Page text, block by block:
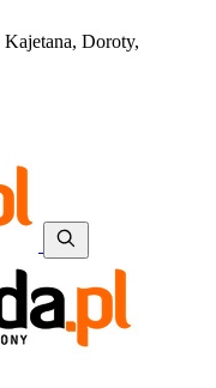
Kajetana, Doroty,